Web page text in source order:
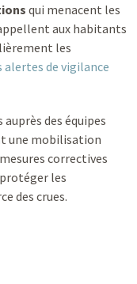
qui menacent les
aux habitants
les
alertes de vigilance
des équipes
une mobilisation
correctives
les
des crues.